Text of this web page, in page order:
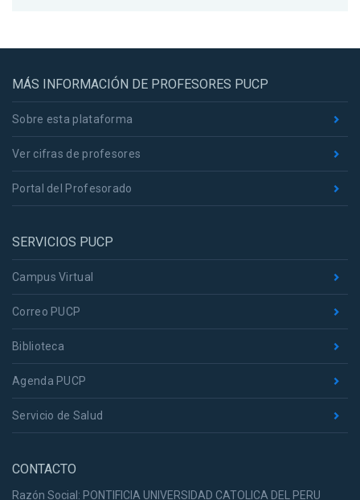
MÁS INFORMACIÓN DE PROFESORES PUCP
Sobre esta plataforma
Ver cifras de profesores
Portal del Profesorado
SERVICIOS PUCP
Campus Virtual
Correo PUCP
Biblioteca
Agenda PUCP
Servicio de Salud
CONTACTO
Razón Social: PONTIFICIA UNIVERSIDAD CATOLICA DEL PERU